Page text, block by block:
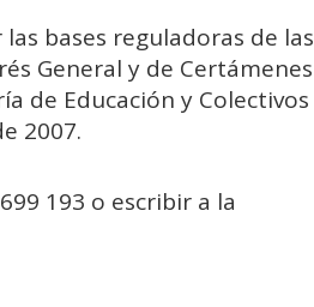
bases reguladoras de las
General y de Certámenes
de Educación y Colectivos
2007.
193 o escribir a la